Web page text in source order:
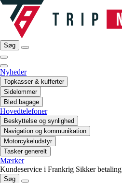
Søg
Nyheder
Topkasser & kufferter
Sidelommer
Blød bagage
Hovedtelefoner
Beskyttelse og synlighed
Navigation og kommunikation
Motorcykeludstyr
Tasker generelt
Mærker
Kundeservice i Frankrig Sikker betaling
Søg